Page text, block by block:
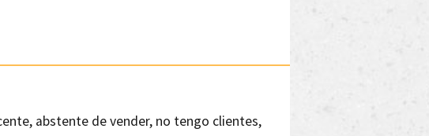
abstente de vender, no tengo clientes,